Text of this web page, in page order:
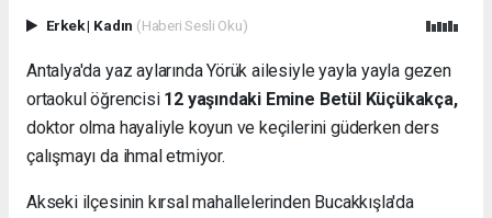
Erkek| Kadın (Haberi Sesli Oku)
Antalya'da yaz aylarında Yörük ailesiyle yayla yayla gezen
ortaokul öğrencisi 12 yaşındaki Emine Betül Küçükakça,
doktor olma hayaliyle koyun ve keçilerini güderken ders
çalışmayı da ihmal etmiyor.
Akseki ilçesinin kırsal mahallelerinden Bucakkışla'da